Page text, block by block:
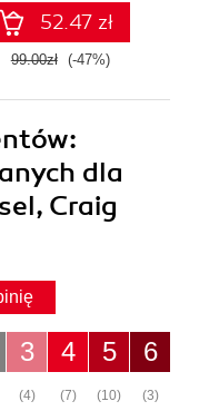
52.47 zł
99.00zł (-47%)
dla
Craig
6
(3)
5
(10)
4
(7)
3
(4)